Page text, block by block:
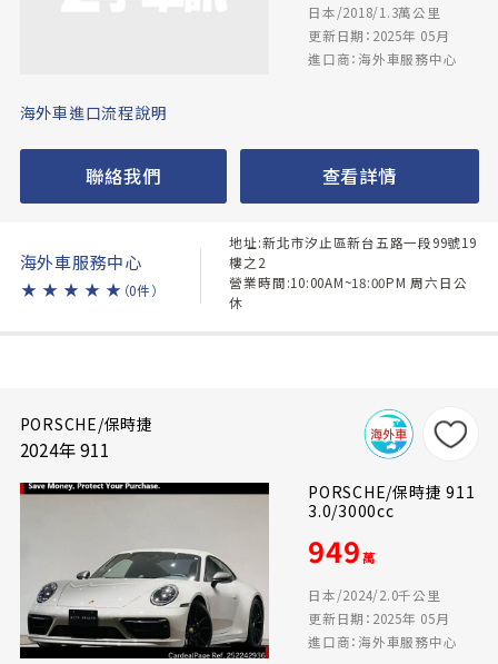
日本/2018/1.3萬公里
更新日期：2025年 05月
進口商：海外車服務中心
海外車進口流程說明
聯絡我們 查看詳情
海外車服務中心
★ ★ ★ ★ ★ （0件）
地址:新北市汐止區新台五路一段99號19
樓之2
營業時間:10:00AM~18:00PM 周六日公
休
PORSCHE/保時捷
2024年 911
PORSCHE/保時捷 911
3.0/3000cc
949萬
日本/2024/2.0千公里
更新日期：2025年 05月
進口商：海外車服務中心